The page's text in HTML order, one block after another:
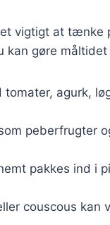
vigtigt at tænke
kan gøre
tomater, agurk,
peberfrugter
pakkes ind i
couscous